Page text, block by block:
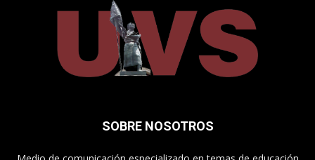
SOBRE NOSOTROS